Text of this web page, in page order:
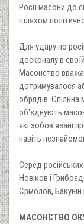
Росії масони до
шляхом
Для удару по
досконалу в
Масонство
дотримувалося
обрядів. Спільна
об'єднують
які зобов'язані
навіть
Серед російських
Новіков і
Єрмолов, Бакунін
МАСОНСТВО